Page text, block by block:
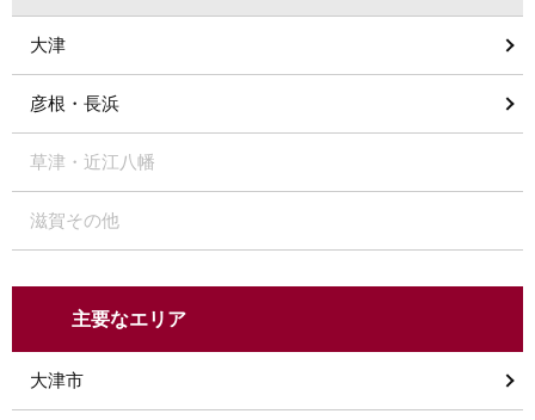
大津
彦根・長浜
草津・近江八幡
滋賀その他
主要なエリア
大津市